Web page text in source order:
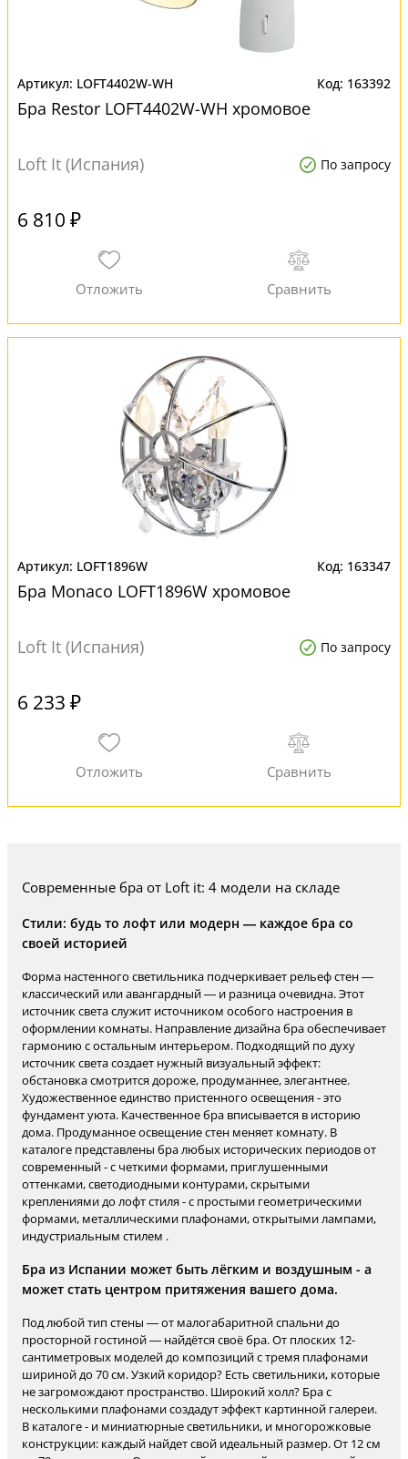
LOFT4402W-WH 163392
Бра Restor LOFT4402W-WH хромовое
Loft It (Испания) По запросу
6 810 ₽
LOFT1896W 163347
Бра Monaco LOFT1896W хромовое
Loft It (Испания) По запросу
6 233 ₽
Современные бра от Loft it: 4 модели на складе
Стили: будь то лофт или модерн — каждое бра со
своей историей
Форма настенного светильника подчеркивает рельеф стен —
классический или авангардный — и разница очевидна. Этот
источник света служит источником особого настроения в
оформлении комнаты. Направление дизайна бра обеспечивает
гармонию с остальным интерьером. Подходящий по духу
источник света создает нужный визуальный эффект:
обстановка смотрится дороже, продуманнее, элегантнее.
Художественное единство пристенного освещения - это
фундамент уюта. Качественное бра вписывается в историю
дома. Продуманное освещение стен меняет комнату. В
каталоге представлены бра любых исторических периодов от
современный - с четкими формами, приглушенными
оттенками, светодиодными контурами, скрытыми
креплениями до лофт стиля - с простыми геометрическими
формами, металлическими плафонами, открытыми лампами,
индустриальным стилем .
Бра из Испании может быть лёгким и воздушным - а
может стать центром притяжения вашего дома.
Под любой тип стены — от малогабаритной спальни до
просторной гостиной — найдётся своё бра. От плоских 12-
сантиметровых моделей до композиций с тремя плафонами
шириной до 70 см. Узкий коридор? Есть светильники, которые
не загромождают пространство. Широкий холл? Бра с
несколькими плафонами создадут эффект картинной галереи.
В каталоге - и миниатюрные светильники, и многорожковые
конструкции: каждый найдет свой идеальный размер. От 12 см